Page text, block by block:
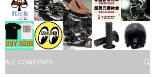
ALL CONTENTS